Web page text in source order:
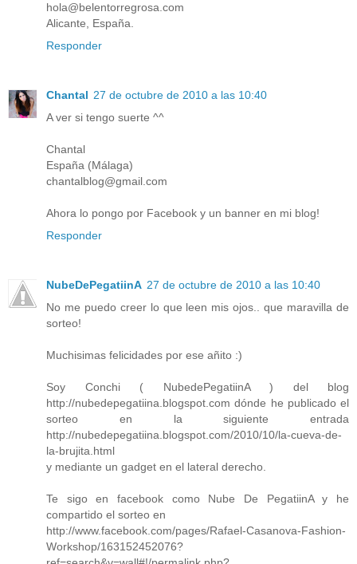
hola@belentorregrosa.com
Alicante, España.
Responder
Chantal 27 de octubre de 2010 a las 10:40
A ver si tengo suerte ^^
Chantal
España (Málaga)
chantalblog@gmail.com
Ahora lo pongo por Facebook y un banner en mi blog!
Responder
NubeDePegatiinA 27 de octubre de 2010 a las 10:40
No me puedo creer lo que leen mis ojos.. que maravilla de
sorteo!
Muchisimas felicidades por ese añito :)
Soy Conchi ( NubedePegatiinA ) del blog
http://nubedepegatiina.blogspot.com dónde he publicado el
sorteo en la siguiente entrada
http://nubedepegatiina.blogspot.com/2010/10/la-cueva-de-
la-brujita.html
y mediante un gadget en el lateral derecho.
Te sigo en facebook como Nube De PegatiinA y he
compartido el sorteo en
http://www.facebook.com/pages/Rafael-Casanova-Fashion-
Workshop/163152452076?